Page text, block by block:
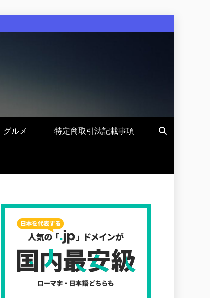
グルメ 特定商取引法記載事項